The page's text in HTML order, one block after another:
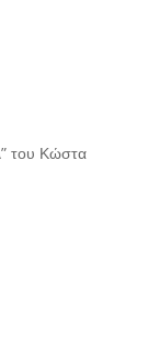
του Κώστα